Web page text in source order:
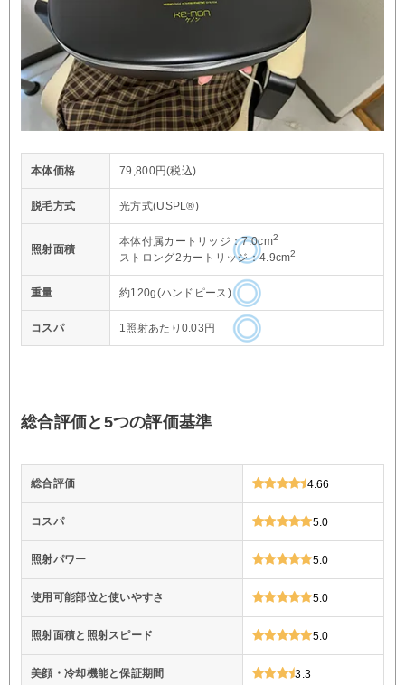
本体価格 79,800円(税込)
脱毛方式 光方式(USPL®)
照射面積
本体付属カートリッジ：7.0cm2
ストロング2カートリッジ：4.9cm2
重量 約120g(ハンドピース)
コスパ 1照射あたり0.03円
総合評価と5つの評価基準
総合評価 4.66
コスパ 5.0
照射パワー 5.0
使用可能部位と使いやすさ 5.0
照射面積と照射スピード 5.0
美顔・冷却機能と保証期間 3.3